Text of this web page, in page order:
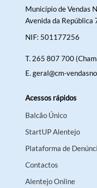
Categorias gerais
Município de Vendas
Avenida da República
NIF: 501177256
T. 265 807 700
E.geral@cm-
Acessos rápidos
Balcão Único
StartUP Alentejo
Plataforma de
Contactos
Alentejo Online